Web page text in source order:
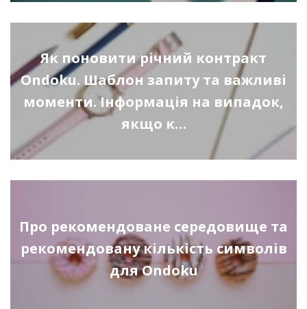
Як поновити річний контракт
Ondoku. Шаблон запиту та важливі
моменти. Інформація на випадок,
якщо к…
Про рекомендоване середовище та
рекомендовану кількість символів
для Ondoku